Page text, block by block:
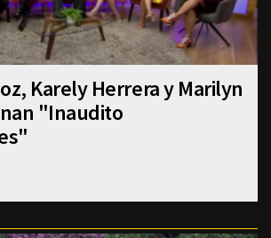
Karely Herrera y Marilyn
"Inaudito